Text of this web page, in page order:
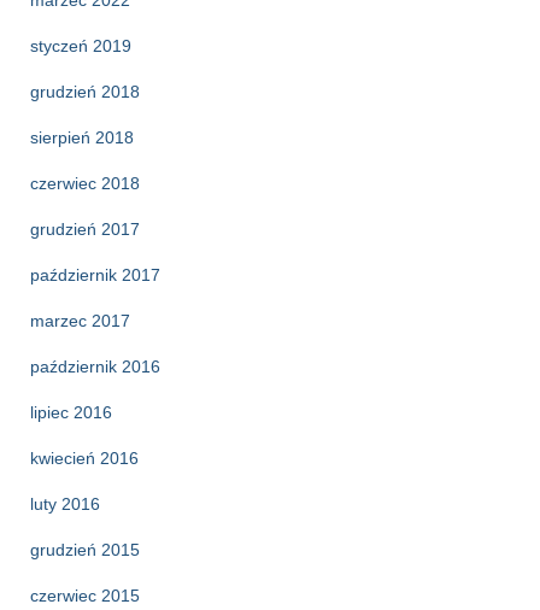
styczeń 2019
grudzień 2018
sierpień 2018
czerwiec 2018
grudzień 2017
październik 2017
marzec 2017
październik 2016
lipiec 2016
kwiecień 2016
luty 2016
grudzień 2015
czerwiec 2015